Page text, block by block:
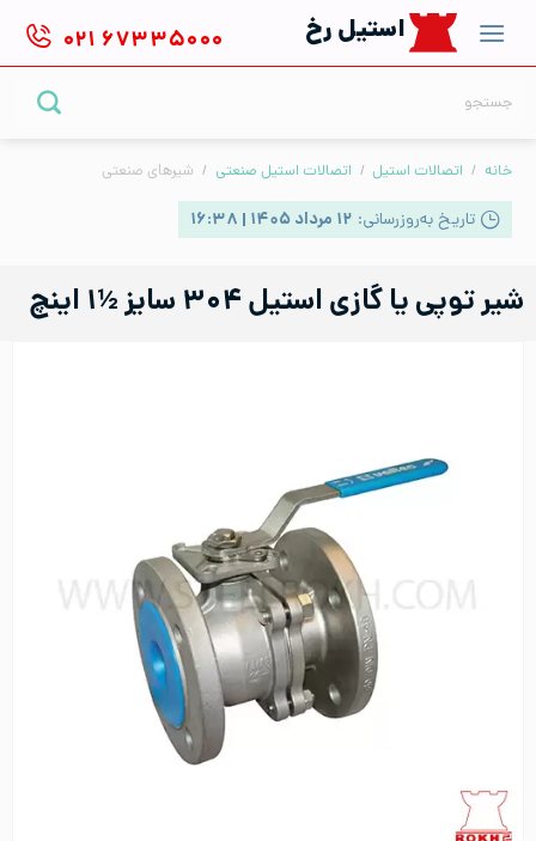
content
استیل رخ ۰۲۱ ۶۷۳۳۵۰۰۰
خانه / اتصالات استیل / اتصالات استیل صنعتی / شیرهای صنعتی
تاریخ به‌روزرسانی: ۱۲ مرداد ۱۴۰۵ | ۱۶:۳۸
شیر توپی یا گازی استیل ۳۰۴ سایز ½۱ اینچ